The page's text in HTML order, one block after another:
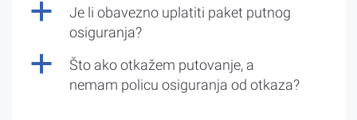
a
Je li obavezno uplatiti paket putnog
osiguranja?
a
Što ako otkažem putovanje, a
nemam policu osiguranja od otkaza?